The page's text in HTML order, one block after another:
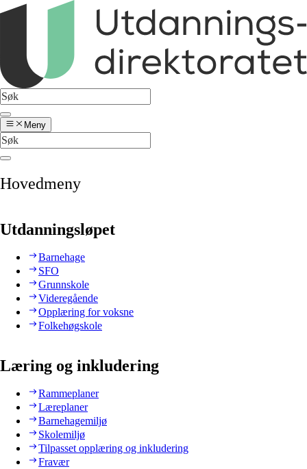
Meny
Hovedmeny
Utdanningsløpet
Barnehage
SFO
Grunnskole
Videregående
Opplæring for voksne
Folkehøgskole
Læring og inkludering
Rammeplaner
Læreplaner
Barnehagemiljø
Skolemiljø
Tilpasset opplæring og inkludering
Fravær